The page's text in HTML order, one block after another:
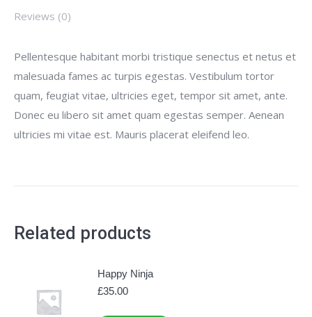
Reviews (0)
Pellentesque habitant morbi tristique senectus et netus et
malesuada fames ac turpis egestas. Vestibulum tortor
quam, feugiat vitae, ultricies eget, tempor sit amet, ante.
Donec eu libero sit amet quam egestas semper. Aenean
ultricies mi vitae est. Mauris placerat eleifend leo.
Related products
Happy Ninja
£35.00